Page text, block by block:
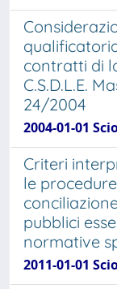
contratti di
C.S.D.L.E.
24/2004
2004-01-01
Criteri
le
pubblici
normative
2011-01-01